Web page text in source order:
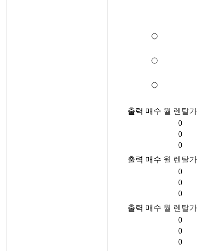
출력 매수 월 렌탈가
0
0
0
출력 매수 월 렌탈가
0
0
0
출력 매수 월 렌탈가
0
0
0